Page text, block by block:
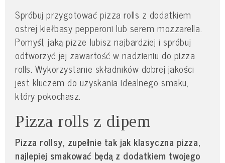
Spróbuj przygotować pizza rolls z dodatkiem
ostrej kiełbasy pepperoni lub serem mozzarella.
Pomyśl, jaką pizze lubisz najbardziej i spróbuj
odtworzyć jej zawartość w nadzieniu do pizza
rolls. Wykorzystanie składników dobrej jakości
jest kluczem do uzyskania idealnego smaku,
który pokochasz.
Pizza rolls z dipem
Pizza rollsy, zupełnie tak jak klasyczna pizza,
najlepiej smakować będą z dodatkiem twojego